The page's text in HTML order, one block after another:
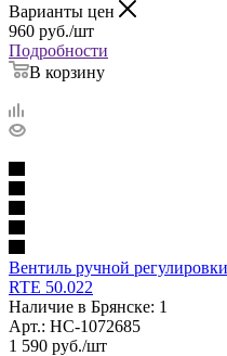
Варианты цен
960 руб./шт
Подробности
В корзину
Вентиль ручной
RTE 50.022
Наличие в Брянске: 1
Арт.: НС-1072685
1 590 руб./шт